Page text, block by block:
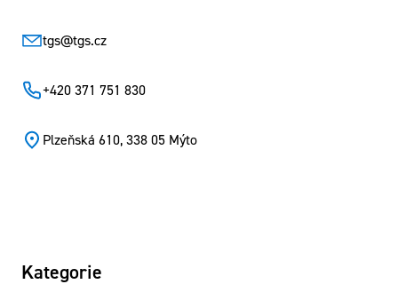
tgs@tgs.cz
+420 371 751 830
Plzeňská 610, 338 05 Mýto
Kategorie